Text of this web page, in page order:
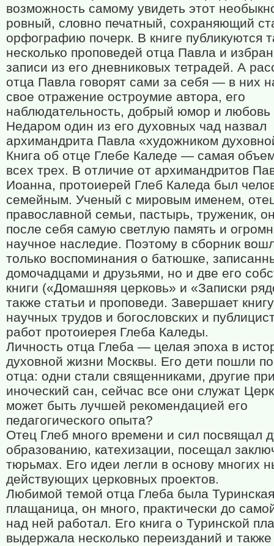
возможность самому увидеть этот
ровный, словно печатный, сохраняющий
орфографию почерк. В книге публикуются
несколько проповедей отца Павла и
записи из его дневниковых тетрадей. А
отца Павла говорят сами за себя — в них
свое отражение остроумие автора, его
наблюдательность, добрый юмор и
Недаром один из его духовных чад назвал
архимандрита Павла «художником
Книга об отце Глебе Каледе — самая
всех трех. В отличие от архимандритов
Иоанна, протоиерей Глеб Каледа был
семейным. Ученый с мировым именем,
православной семьи, пастырь, труженик,
после себя самую светлую память и
научное наследие. Поэтому в сборник
только воспоминания о батюшке,
домочадцами и друзьями, но и две его
книги («Домашняя церковь» и «Записки
также статьи и проповеди. Завершает
научных трудов и богословских и
работ протоиерея Глеба Каледы.
Личность отца Глеба — целая эпоха в
духовной жизни Москвы. Его дети пошли
отца: одни стали священниками, другие
иноческий сан, сейчас все они служат
может быть лучшей рекомендацией его
педагогического опыта?
Отец Глеб много времени и сил посвящал
образованию, катехизации, посещал
тюрьмах. Его идеи легли в основу многих
действующих церковных проектов.
Любимой темой отца Глеба была Туринская
плащаница, он много, практически до
над ней работал. Его книга о Туринской
выдержала несколько переизданий и